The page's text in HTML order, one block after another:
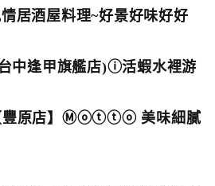
居酒屋料理~好景好味好好
中逢甲旗艦店)ⓘ活蝦水裡游
豐原店】Ⓜⓞⓣⓣⓞ 美味細膩